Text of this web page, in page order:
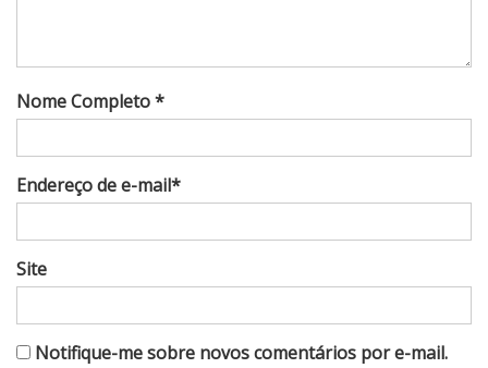
Nome Completo *
Endereço de e-mail*
Site
Notifique-me sobre novos comentários por e-mail.